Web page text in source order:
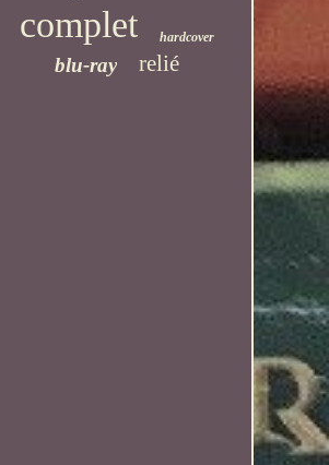
complet hardcover
blu-ray relié